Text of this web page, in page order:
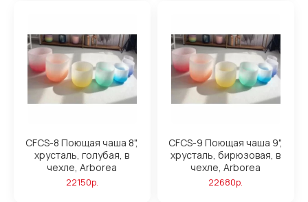
CFCS-8 Поющая чаша 8",
хрусталь, голубая, в
чехле, Arborea
22150р.
CFCS-9 Поющая чаша 9",
хрусталь, бирюзовая, в
чехле, Arborea
22680р.